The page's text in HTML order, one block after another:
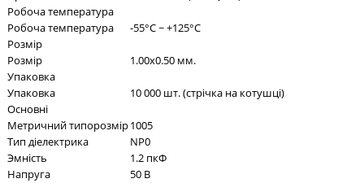
Робоча температура
Робоча температура
-55°C ~ +125°C
Розмір
Розмір
1.00x0.50 мм.
Упаковка
Упаковка
10 000 шт. (стрічка на котушці)
Основні
Метричний типорозмір1005
Тип діелектрика
NP0
Эмність
1.2 пкФ
Напруга
50 В